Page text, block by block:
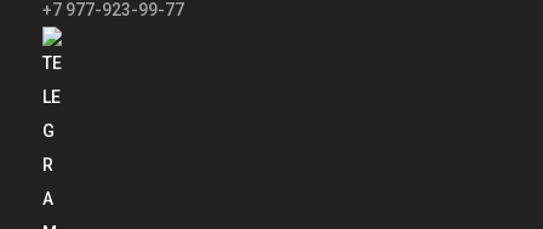
+7 977-923-99-77